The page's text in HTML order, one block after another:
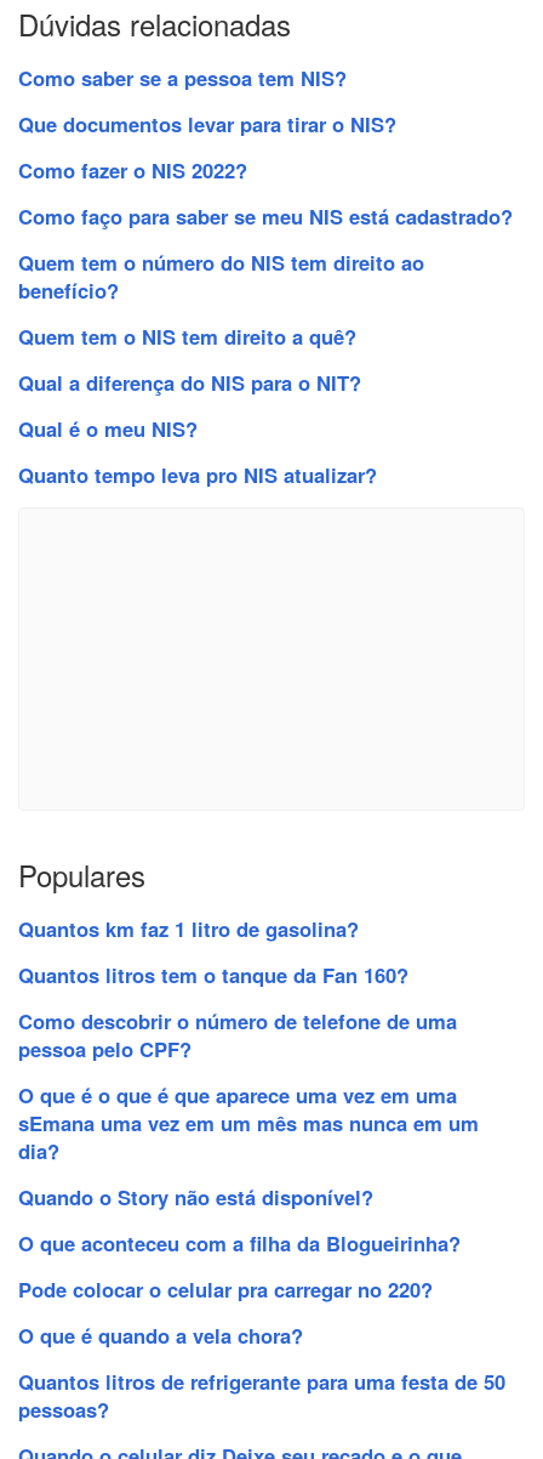
Dúvidas relacionadas
Como saber se a pessoa tem NIS?
Que documentos levar para tirar o NIS?
Como fazer o NIS 2022?
Como faço para saber se meu NIS está cadastrado?
Quem tem o número do NIS tem direito ao
benefício?
Quem tem o NIS tem direito a quê?
Qual a diferença do NIS para o NIT?
Qual é o meu NIS?
Quanto tempo leva pro NIS atualizar?
Populares
Quantos km faz 1 litro de gasolina?
Quantos litros tem o tanque da Fan 160?
Como descobrir o número de telefone de uma
pessoa pelo CPF?
O que é o que é que aparece uma vez em uma
sEmana uma vez em um mês mas nunca em um
dia?
Quando o Story não está disponível?
O que aconteceu com a filha da Blogueirinha?
Pode colocar o celular pra carregar no 220?
O que é quando a vela chora?
Quantos litros de refrigerante para uma festa de 50
pessoas?